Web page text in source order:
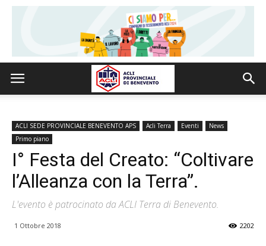
ACLI SEDE PROVINCIALE BENEVENTO APS Acli Terra Eventi
News
Primo piano
I° Festa del Creato: “Coltivare
l’Alleanza con la Terra”.
L'evento è patrocinato da ACLI Terra di Benevento.
1 Ottobre 2018 2202